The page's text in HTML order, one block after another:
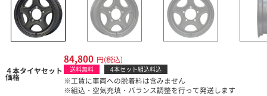
４本タイヤセット
価格
84,800 円(税込)
送料無料 4本セット組込料込
※工賃に車両への脱着料は含みません
※組込・空気充填・バランス調整を行って発送します